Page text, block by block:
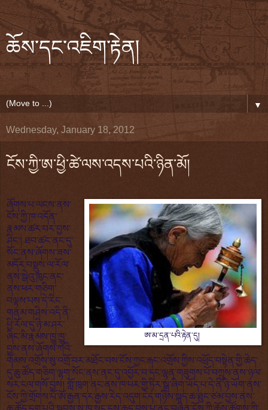
ཆོས་དང་འཇིག་རྟེན།
▼
Wednesday, January 18, 2012
ངོས་ཀྱི་ཨ་ཕྱི་ཚེ་ལས་འདས་པའི་ཉིན་མོ།
ཨ་མ་དྲན་པའི་རྟེན་དུ།
ཞོགས་པ་ལངས་ནས་
ངོས་ཀྱི་ཁ་འདོན་
རྣམས་ཚར་བར་བྱས་
ཤིང་། ཐབ་ཚང་ནང་དུ་
སོང་ནས་ཞོགས་ཟས་
མདོར་བསྡུས་ལ་རོལ་
ནས་སྒེའུ་ཁུང་ནང་
ནས་ཕར་གཅིག་
བལྟས་པས་དེ་རིང་
གནམ་གཤིས་འདི་ནི་
ཕྱི་རོལ་དུ་ཉི་མ་ཤར་
ཞིང་མི་རྣམས་ཁྱུ་ཁྱུ་
བྱས་ནས་ཞོགས་ཀའི་
གོམས་འགྲོས་སུ་འགྲོ་བར་མཐོང་བས་ངོས་ཀྱང་རྐང་འགྲོས་ཀྱིས་འཕྲོད་བསྟེན་གྱི་ཆེད་
དུ་ཆུ་ཚོད་གཅིག་ལྷག་སོང་ནས་ནང་དུ་འབྱོར་བ་དང་ལྷན་གཟུགས་པོ་བཀྲུས་ནས་ཉལ་
སར་ངལ་གསོ་བྱས། གློ་ཁུག་ནང་ནས་ཁ་པར་གྱི་ཏིར་སྒྲ་ཞིག་ཡོད་པ་དེ་ནི་ཉི་ཡོག་ནས་
ངོས་ཀྱི་གྲོགས་པོ་ཨོ་རྒྱན་དར་རྒྱས་རེད་འདུག་ངེད་གཉིས་སྐད་ཆ་ཐུང་ཙམ་བྱས་ནས་